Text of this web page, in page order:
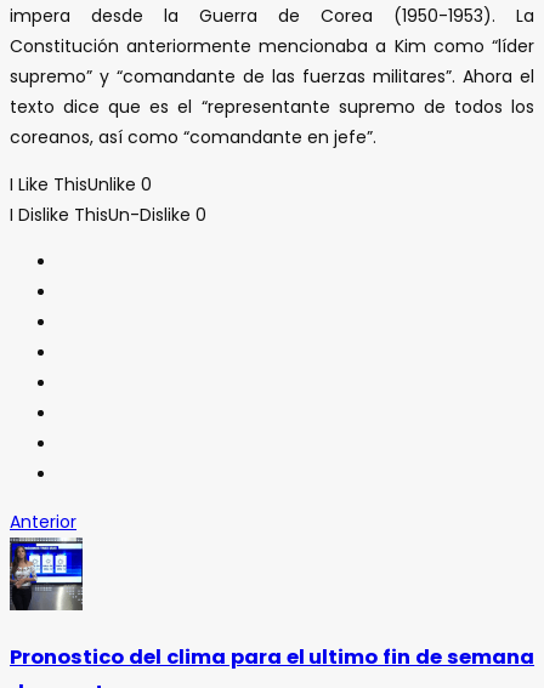
impera desde la Guerra de Corea (1950-1953). La
Constitución anteriormente mencionaba a Kim como “líder
supremo” y “comandante de las fuerzas militares”. Ahora el
texto dice que es el “representante supremo de todos los
coreanos, así como “comandante en jefe”.
I Like ThisUnlike 0
I Dislike ThisUn-Dislike 0
Anterior
Pronostico del clima para el ultimo fin de semana